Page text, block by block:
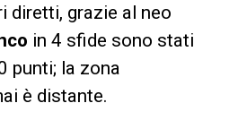
diretti, grazie al neo
in 4 sfide sono stati
punti; la zona
è distante.